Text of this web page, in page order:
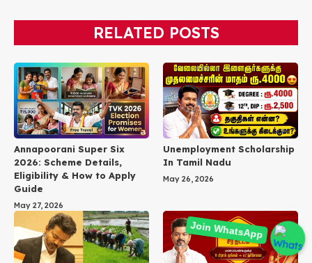
Join WhatsApp
RELATED POSTS
Annapoorani Super Six
2026: Scheme Details,
Eligibility & How to Apply
Guide
May 27, 2026
Unemployment Scholarship
In Tamil Nadu
May 26, 2026